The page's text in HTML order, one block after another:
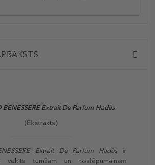
Extrait De Parfum Hadès
(Ekstrakts)
Extrait De Parfum Hadès ir
veltīts tumšam un noslēpumainam